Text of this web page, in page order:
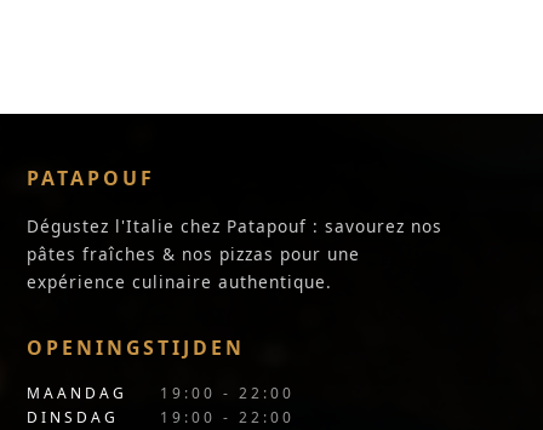
PATAPOUF
Dégustez l'Italie chez Patapouf : savourez nos
pâtes fraîches & nos pizzas pour une
expérience culinaire authentique.
OPENINGSTIJDEN
MAANDAG
19:00 - 22:00
DINSDAG
19:00 - 22:00